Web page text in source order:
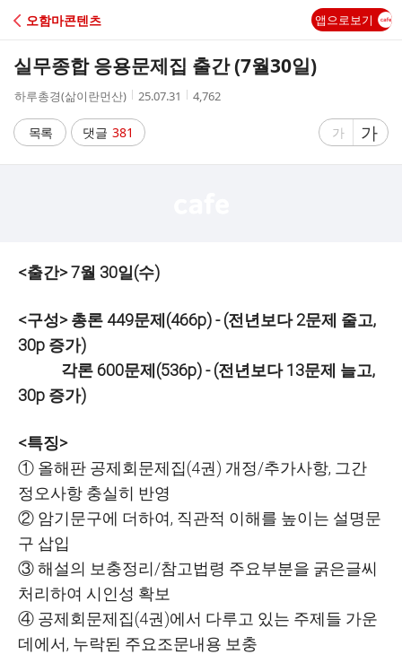
C
A
오함마콘텐츠 앱으로보기
실무종합 응용문제집 출간 (7월30일)
작
자
하루총경(삶이란먼산)
작
시
간
25.07.31
조
4,762
목록 댓글 381
글
가
글
자
가
<출간>7월 30일(수)
<구성> 총론 449문제(466p) - (전년보다 2문제 줄고,
30p 증가)
각론 600문제(536p) - (전년보다 13문제 늘고,
30p 증가)
<특징>
① 올해판 공제회문제집(4권) 개정/추가사항, 그간
정오사항 충실히 반영
② 암기문구에 더하여, 직관적 이해를 높이는 설명문
구 삽입
③ 해설의 보충정리/참고법령 주요부분을 굵은글씨
처리하여 시인성 확보
④ 공제회문제집(4권)에서 다루고 있는 주제들 가운
데에서, 누락된 주요조문내용 보충